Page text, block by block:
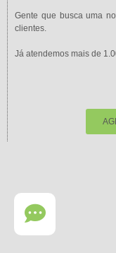
Gente que busca uma
clientes.
Já atendemos mais de